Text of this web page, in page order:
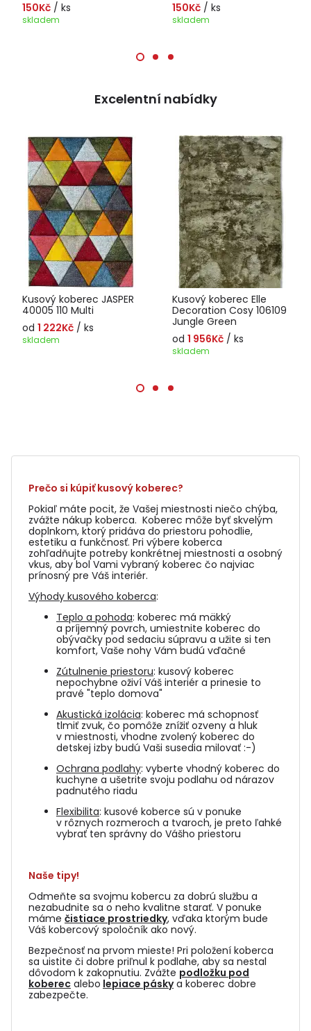
150Kč / ks
skladem
150Kč / ks
skladem
Excelentní nabídky
Kusový koberec JASPER
40005 110 Multi
od 1 222Kč / ks
skladem
Kusový koberec Elle
Decoration Cosy 106109
Jungle Green
od 1 956Kč / ks
skladem
Prečo si kúpiť kusový koberec?
Pokiaľ máte pocit, že Vašej miestnosti niečo chýba,
zvážte nákup koberca. Koberec môže byť skvelým
doplnkom, ktorý pridáva do priestoru pohodlie,
estetiku a funkčnosť. Pri výbere koberca
zohľadňujte potreby konkrétnej miestnosti a osobný
vkus, aby bol Vami vybraný koberec čo najviac
prínosný pre Váš interiér.
Výhody kusového koberca:
Teplo a pohoda: koberec má mäkký
a príjemný povrch, umiestnite koberec do
obývačky pod sedaciu súpravu a užite si ten
komfort, Vaše nohy Vám budú vďačné
Zútulnenie priestoru: kusový koberec
nepochybne oživí Váš interiér a prinesie to
pravé "teplo domova"
Akustická izolácia: koberec má schopnosť
tlmiť zvuk, čo pomôže znížiť ozveny a hluk
v miestnosti, vhodne zvolený koberec do
detskej izby budú Vaši susedia milovať :-)
Ochrana podlahy: vyberte vhodný koberec do
kuchyne a ušetrite svoju podlahu od nárazov
padnutého riadu
Flexibilita: kusové koberce sú v ponuke
v rôznych rozmeroch a tvaroch, je preto ľahké
vybrať ten správny do Vášho priestoru
Naše tipy!
Odmeňte sa svojmu kobercu za dobrú službu a
nezabudnite sa o neho kvalitne starať. V ponuke
máme čistiace prostriedky, vďaka ktorým bude
Váš kobercový spoločník ako nový.
Bezpečnosť na prvom mieste! Pri položení koberca
sa uistite či dobre priľnul k podlahe, aby sa nestal
dôvodom k zakopnutiu. Zvážte podložku pod
koberec alebo lepiace páskya koberec dobre
zabezpečte.